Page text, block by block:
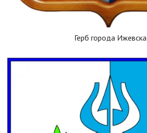
Герб города Ижевска